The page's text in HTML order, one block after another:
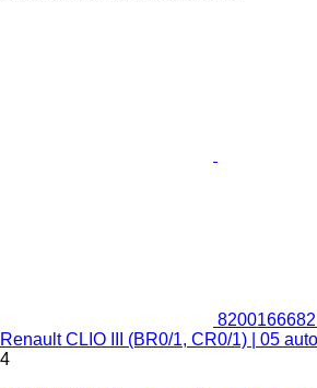
Renault CLIO III (BR0/1, CR0/1) | 05 auto
4